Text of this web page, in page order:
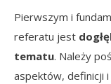
Pierwszym i
referatu jest
tematu. Należy
aspektów, definicji